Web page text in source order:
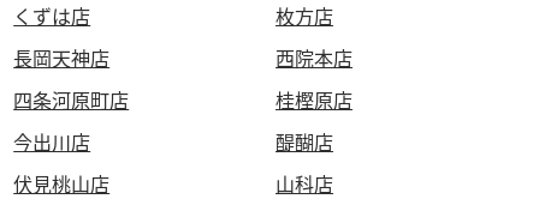
くずは店
枚方店
長岡天神店
西院本店
四条河原町店
桂樫原店
今出川店
醍醐店
伏見桃山店
山科店